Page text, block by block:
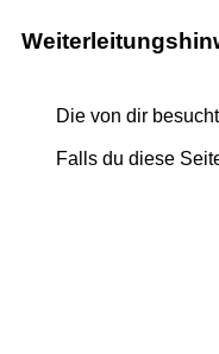
Die von dir
Falls du diese